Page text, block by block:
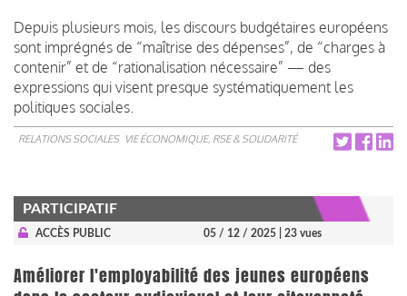
Depuis plusieurs mois, les discours budgétaires européens
sont imprégnés de “maîtrise des dépenses”, de “charges à
contenir” et de “rationalisation nécessaire” — des
expressions qui visent presque systématiquement les
politiques sociales.
RELATIONS SOCIALES VIE ÉCONOMIQUE, RSE & SOLIDARITÉ
PARTICIPATIF
ACCÈS PUBLIC 05 / 12 / 2025 | 23 vues
Améliorer l'employabilité des jeunes européens